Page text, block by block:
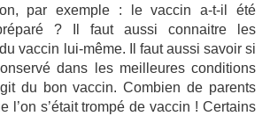
par exemple : le vaccin a-t-il été
? Il faut aussi connaitre les
vaccin lui-même. Il faut aussi savoir si
dans les meilleures conditions
du bon vaccin. Combien de parents
l’on s’était trompé de vaccin ! Certains